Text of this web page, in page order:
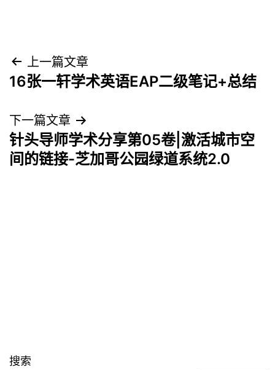
文
章
导
航
上一篇文章
16张一轩学术英语EAP二级笔记+总结
下一篇文章
针头导师学术分享第05卷|激活城市空
间的链接-芝加哥公园绿道系统2.0
搜索